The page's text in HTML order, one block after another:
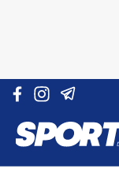
Vai al contenuto